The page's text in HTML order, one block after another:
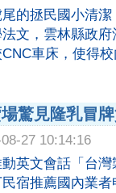
的拯民國小清
文，雲林縣政
車床，使得
驚見隆乳冒
27 10:14:16
英文會話「台
宿推薦國內業